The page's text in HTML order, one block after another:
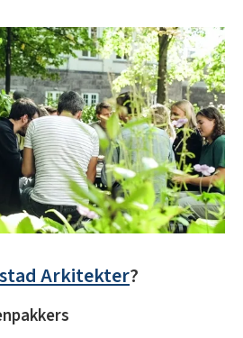
Arkitekter?